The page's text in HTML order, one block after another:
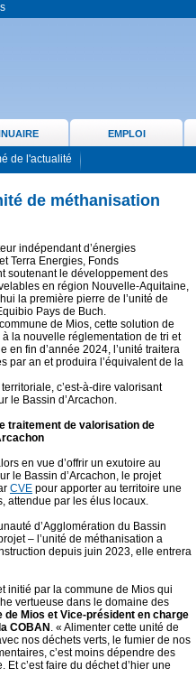
EMPLOI
de l'actualité
de méthanisation
indépendant d’énergies
Terra Energies, Fonds
soutenant le développement des
en région Nouvelle-Aquitaine,
la première pierre de l’unité de
Pays de Buch.
de Mios, cette solution de
la nouvelle réglementation de tri et
fin d’année 2024, l’unité traitera
par an et produira l’équivalent de la
c’est-à-dire valorisant
le Bassin d’Arcachon.
traitement de valorisation de
en vue d’offrir un exutoire au
le Bassin d’Arcachon, le projet
CVE pour apporter au territoire une
attendue par les élus locaux.
d’Agglomération du Bassin
– l’unité de méthanisation a
depuis juin 2023, elle entrera
initié par la commune de Mios qui
vertueuse dans le domaine des
de Mios et Vice-président en charge
COBAN . « Alimenter cette unité de
nos déchets verts, le fumier de nos
c’est moins dépendre des
c’est faire du déchet d’hier une